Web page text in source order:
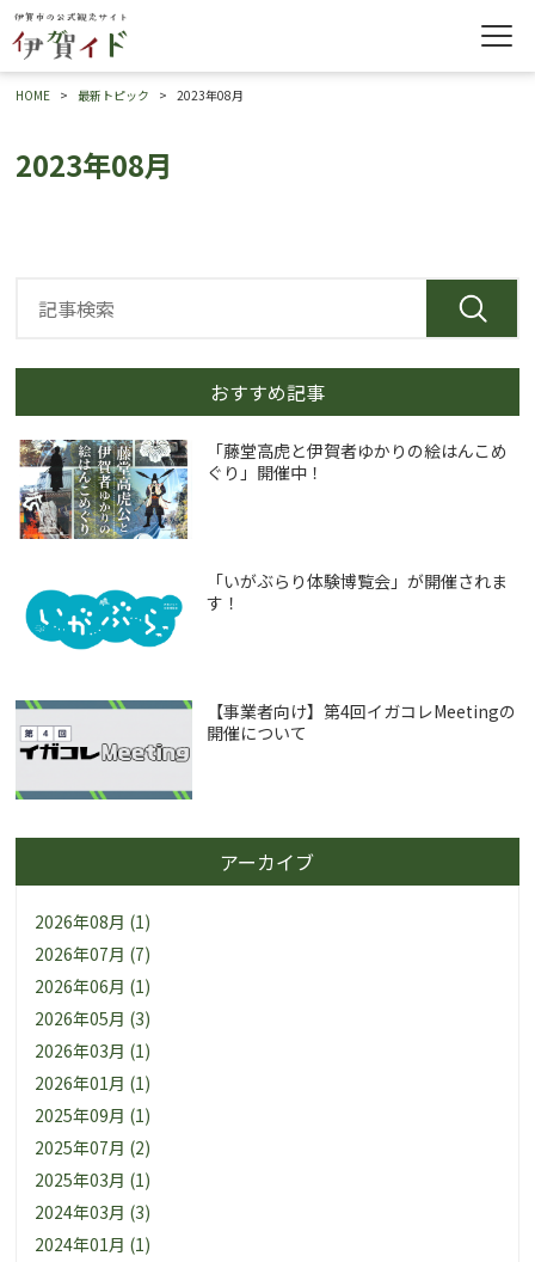
HOME 最新トピック 2023年08月
2023年08月
おすすめ記事
「藤堂高虎と伊賀者ゆかりの絵はんこめ
ぐり」開催中！
「いがぶらり体験博覧会」が開催されま
す！
【事業者向け】第4回イガコレMeetingの
開催について
アーカイブ
2026年08月 (1)
2026年07月 (7)
2026年06月 (1)
2026年05月 (3)
2026年03月 (1)
2026年01月 (1)
2025年09月 (1)
2025年07月 (2)
2025年03月 (1)
2024年03月 (3)
2024年01月 (1)